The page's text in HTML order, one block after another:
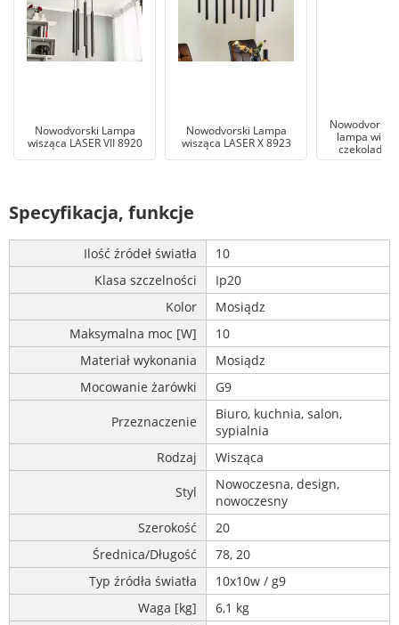
Nowodvorski Lampa
wisząca LASER VII 8920
Nowodvorski Lampa
wisząca LASER X 8923
Nowodvorski
lampa
Specyfikacja, funkcje
Ilość źródeł światła
10
Klasa szczelności
Ip20
Kolor
Mosiądz
Maksymalna moc [W]
10
Materiał wykonania
Mosiądz
Mocowanie żarówki
G9
Przeznaczenie
Biuro, kuchnia, salon,
sypialnia
Rodzaj
Wisząca
Styl
Nowoczesna, design,
nowoczesny
Szerokość
20
Średnica/Długość
78, 20
Typ źródła światła
10x10w / g9
Waga [kg]
6,1 kg